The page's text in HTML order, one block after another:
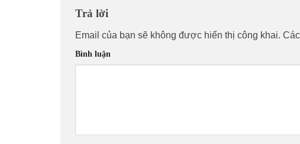
Trả lời
Email của bạn sẽ không được hiển thị công khai.
Bình luận